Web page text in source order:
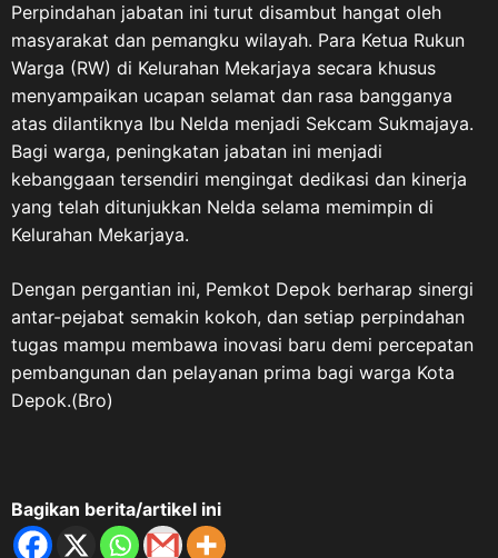
Perpindahan jabatan ini turut disambut hangat oleh
masyarakat dan pemangku wilayah. Para Ketua Rukun
Warga (RW) di Kelurahan Mekarjaya secara khusus
menyampaikan ucapan selamat dan rasa bangganya
atas dilantiknya Ibu Nelda menjadi Sekcam Sukmajaya.
Bagi warga, peningkatan jabatan ini menjadi
kebanggaan tersendiri mengingat dedikasi dan kinerja
yang telah ditunjukkan Nelda selama memimpin di
Kelurahan Mekarjaya.
Dengan pergantian ini, Pemkot Depok berharap sinergi
antar-pejabat semakin kokoh, dan setiap perpindahan
tugas mampu membawa inovasi baru demi percepatan
pembangunan dan pelayanan prima bagi warga Kota
Depok.(Bro)
Bagikan berita/artikel ini